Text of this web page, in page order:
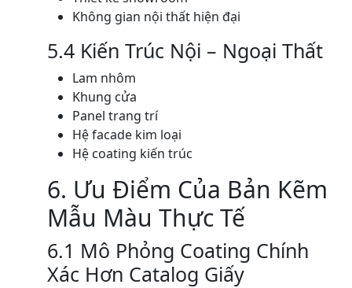
Không gian nội thất hiện đại
5.4 Kiến Trúc Nội – Ngoại Thất
Lam nhôm
Khung cửa
Panel trang trí
Hệ facade kim loại
Hệ coating kiến trúc
6. Ưu Điểm Của Bản Kẽm
Mẫu Màu Thực Tế
6.1 Mô Phỏng Coating Chính
Xác Hơn Catalog Giấy